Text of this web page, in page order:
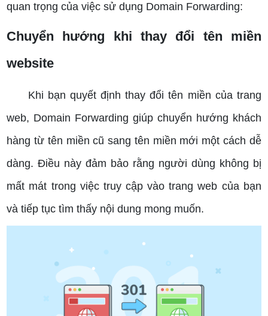
quan trọng của việc sử dụng Domain Forwarding:
Chuyển hướng khi thay đổi tên miền
website
Khi bạn quyết định thay đổi tên miền của trang
web, Domain Forwarding giúp chuyển hướng khách
hàng từ tên miền cũ sang tên miền mới một cách dễ
dàng. Điều này đảm bảo rằng người dùng không bị
mất mát trong việc truy cập vào trang web của bạn
và tiếp tục tìm thấy nội dung mong muốn.